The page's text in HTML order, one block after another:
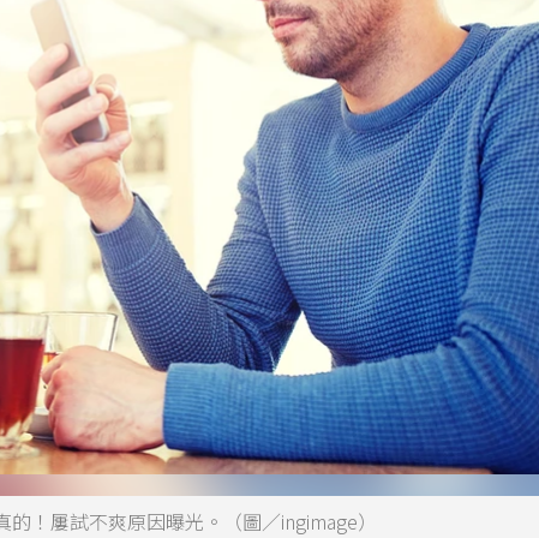
！屢試不爽原因曝光。（圖／ingimage）